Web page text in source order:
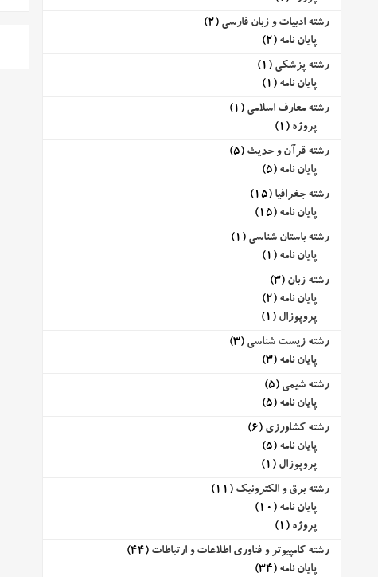
رشته ادبیات و زبان فارسی (2)
پایان نامه (2)
رشته پزشکی (1)
پایان نامه (1)
رشته معارف اسلامی (1)
پروژه (1)
رشته قرآن و حدیث (5)
پایان نامه (5)
رشته جغرافیا (15)
پایان نامه (15)
رشته باستان شناسی (1)
پایان نامه (1)
رشته زبان (3)
پایان نامه (2)
پروپوزال (1)
رشته زیست شناسی (3)
پایان نامه (3)
رشته شیمی (5)
پایان نامه (5)
رشته کشاورزی (6)
پایان نامه (5)
پروپوزال (1)
رشته برق و الکترونیک (11)
پایان نامه (10)
پروژه (1)
رشته کامپیوتر و فناوری اطلاعات و ارتباطات (44)
پایان نامه (34)